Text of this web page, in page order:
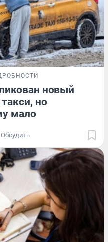
новый
но
мало
Обсудить